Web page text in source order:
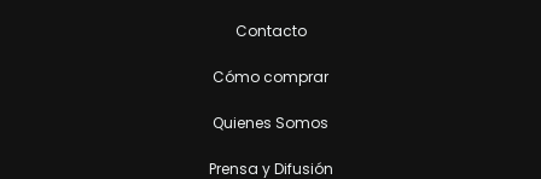
Contacto
Cómo comprar
Quienes Somos
Prensa y Difusión